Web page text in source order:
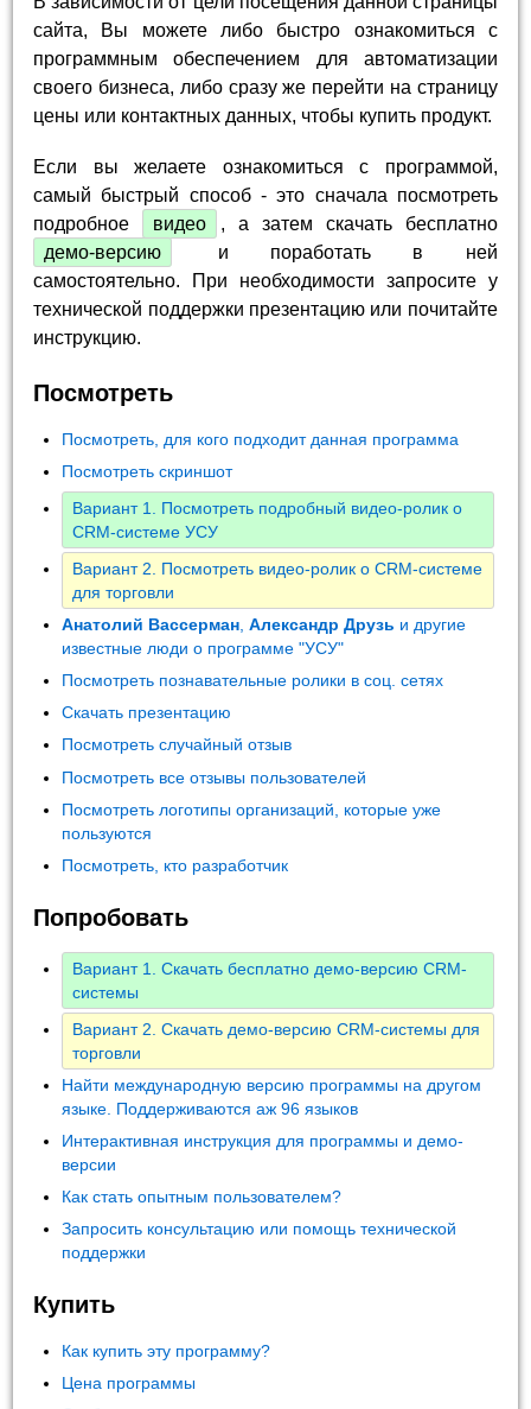
сайта, Вы можете либо быстро ознакомиться с
программным обеспечением для автоматизации
своего бизнеса, либо сразу же перейти на страницу
цены или контактных данных, чтобы купить продукт.
Если вы желаете ознакомиться с программой,
самый быстрый способ - это сначала посмотреть
подробное
видео
, а затем скачать бесплатно
демо-версию
и поработать в ней
самостоятельно. При необходимости запросите у
технической поддержки презентацию или почитайте
инструкцию.
Посмотреть
Посмотреть, для кого подходит данная программа
Посмотреть скриншот
Вариант 1. Посмотреть подробный видео-ролик о
CRM-системе УСУ
Вариант 2. Посмотреть видео-ролик о CRM-системе
для торговли
Анатолий Вассерман ,Александр Друзь и другие
известные люди о программе "УСУ"
Посмотреть познавательные ролики в соц. сетях
Скачать презентацию
Посмотреть случайный отзыв
Посмотреть все отзывы пользователей
Посмотреть логотипы организаций, которые уже
пользуются
Посмотреть, кто разработчик
Попробовать
Вариант 1. Скачать бесплатно демо-версию CRM-
системы
Вариант 2. Скачать демо-версию CRM-системы для
торговли
Найти международную версию программы на другом
языке. Поддерживаются аж 96 языков
Интерактивная инструкция для программы и демо-
версии
Как стать опытным пользователем?
Запросить консультацию или помощь технической
поддержки
Купить
Как купить эту программу?
Цена программы